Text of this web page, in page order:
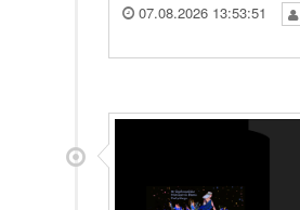
07.08.2026 13:53:51